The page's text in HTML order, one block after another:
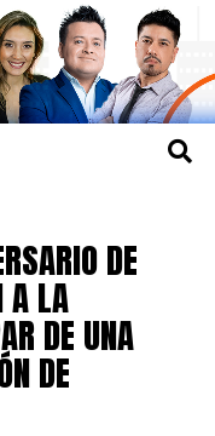
DE
A LA
DE UNA
DE